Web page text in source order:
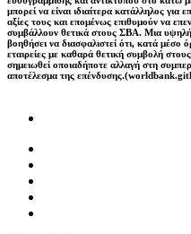
μπορεί να είναι ιδιαίτερα κατάλληλος
αξίες τους και επομένως επιθυμούν να
συμβάλλουν θετικά στους ΣΒΑ. Μια
βοηθήσει να διασφαλιστεί ότι, κατά μέσο
εταιρείες με καθαρά θετική συμβολή
σημειωθεί οποιαδήποτε αλλαγή στη
αποτέλεσμα της